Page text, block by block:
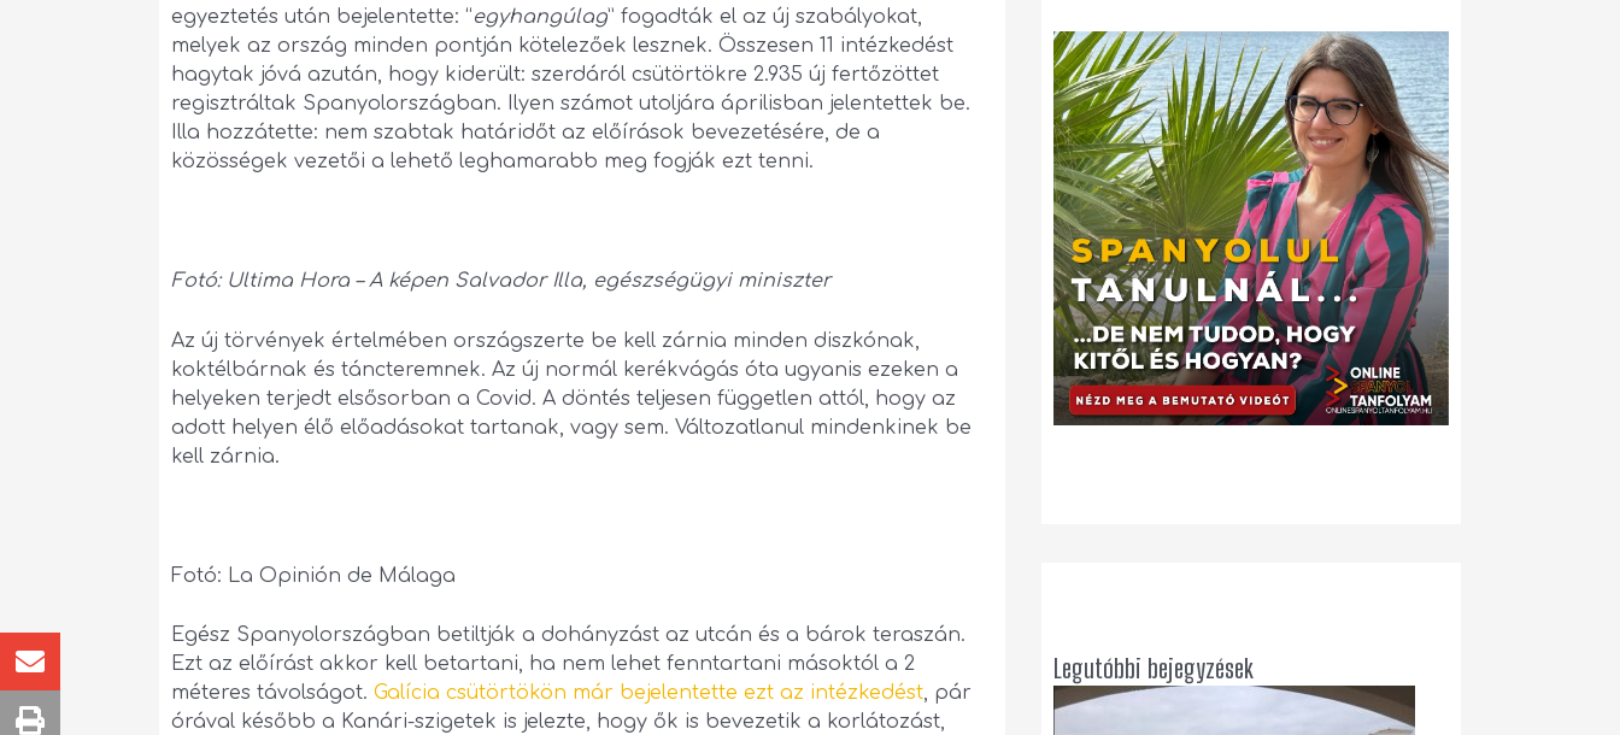
egyeztetés után bejelentette: “egyhangúlag” fogadták el az új szabályokat,
melyek az ország minden pontján kötelezőek lesznek. Összesen 11 intézkedést
hagytak jóvá azután, hogy kiderült: szerdáról csütörtökre 2.935 új fertőzöttet
regisztráltak Spanyolországban. Ilyen számot utoljára áprilisban jelentettek be.
Illa hozzátette: nem szabtak határidőt az előírások bevezetésére, de a
közösségek vezetői a lehető leghamarabb meg fogják ezt tenni.
Fotó: Ultima Hora – A képen Salvador Illa, egészségügyi miniszter
Az új törvények értelmében országszerte be kell zárnia minden diszkónak,
koktélbárnak és táncteremnek. Az új normál kerékvágás óta ugyanis ezeken a
helyeken terjedt elsősorban a Covid. A döntés teljesen független attól, hogy az
adott helyen élő előadásokat tartanak, vagy sem. Változatlanul mindenkinek be
kell zárnia.
Fotó: La Opinión de Málaga
Egész Spanyolországban betiltják a dohányzást az utcán és a bárok teraszán.
Ezt az előírást akkor kell betartani, ha nem lehet fenntartani másoktól a 2
méteres távolságot. Galícia csütörtökön már bejelentette ezt az intézkedést, pár
órával később a Kanári-szigetek is jelezte, hogy ők is bevezetik a korlátozást,
Legutóbbi bejegyzések